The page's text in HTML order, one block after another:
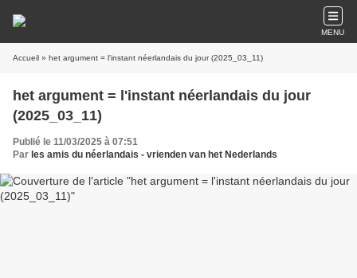
MENU
Accueil » het argument = l'instant néerlandais du jour (2025_03_11)
het argument = l'instant néerlandais du jour
(2025_03_11)
Publié le 11/03/2025 à 07:51
Par les amis du néerlandais - vrienden van het Nederlands